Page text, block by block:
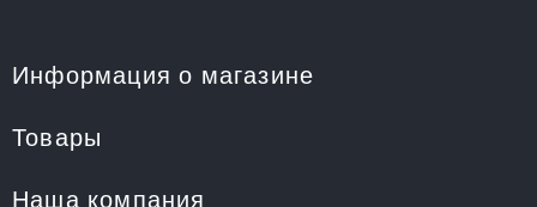
Информация о магазине
Товары
Наша компания